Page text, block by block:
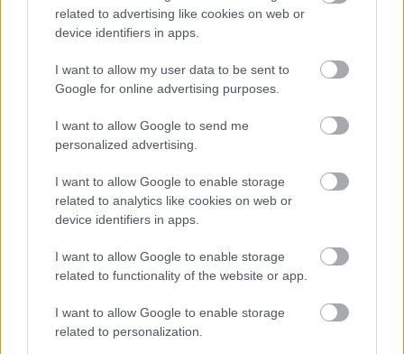
related to advertising like cookies on web or
device identifiers in apps.
I want to allow my user data to be sent to
Google for online advertising purposes.
I want to allow Google to send me
personalized advertising.
I want to allow Google to enable storage
related to analytics like cookies on web or
device identifiers in apps.
I want to allow Google to enable storage
related to functionality of the website or app.
I want to allow Google to enable storage
related to personalization.
View this post on Instagram
Ρομαντικό, χαλαρό, μποέμ, αλλιώτικο. Το
Αλεξανδρινό της Μπενάκη είναι ένα μέρος
ιδιαίτερο, ένα ήσυχο καφέ-μπαρ με vintage αέρα,